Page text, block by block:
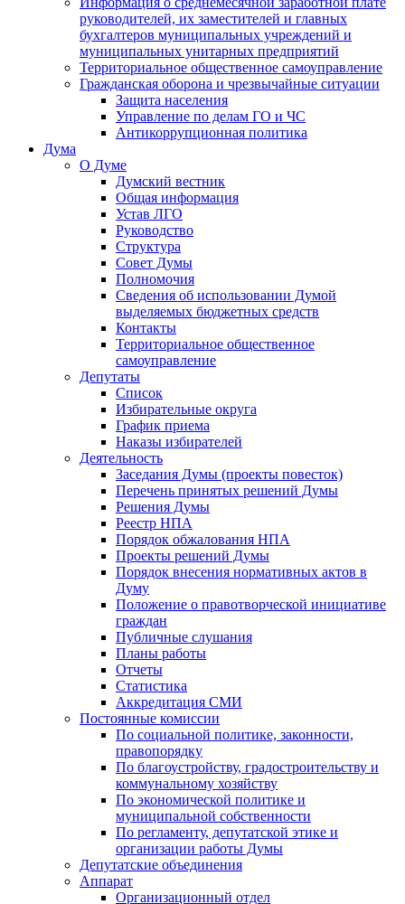
руководителей, их заместителей и главных
бухгалтеров муниципальных учреждений и
муниципальных унитарных предприятий
Территориальное общественное самоуправление
Гражданская оборона и чрезвычайные ситуации
Защита населения
Управление по делам ГО и ЧС
Антикоррупционная политика
Дума
О Думе
Думский вестник
Общая информация
Устав ЛГО
Руководство
Структура
Совет Думы
Полномочия
Сведения об использовании Думой
выделяемых бюджетных средств
Контакты
Территориальное общественное
самоуправление
Депутаты
Список
Избирательные округа
График приема
Наказы избирателей
Деятельность
Заседания Думы (проекты повесток)
Перечень принятых решений Думы
Решения Думы
Реестр НПА
Порядок обжалования НПА
Проекты решений Думы
Порядок внесения нормативных актов в
Думу
Положение о правотворческой инициативе
граждан
Публичные слушания
Планы работы
Отчеты
Статистика
Аккредитация СМИ
Постоянные комиссии
По социальной политике, законности,
правопорядку
По благоустройству, градостроительству и
коммунальному хозяйству
По экономической политике и
муниципальной собственности
По регламенту, депутатской этике и
организации работы Думы
Депутатские объединения
Аппарат
Организационный отдел